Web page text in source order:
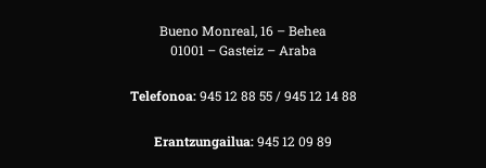
Bueno Monreal, 16 – Behea
01001 – Gasteiz – Araba
Telefonoa:945 12 88 55 / 945 12 14 88
Erantzungailua:945 12 09 89